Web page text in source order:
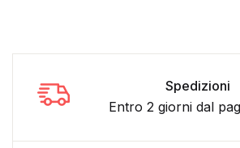
Spedizioni
Entro 2 giorni dal